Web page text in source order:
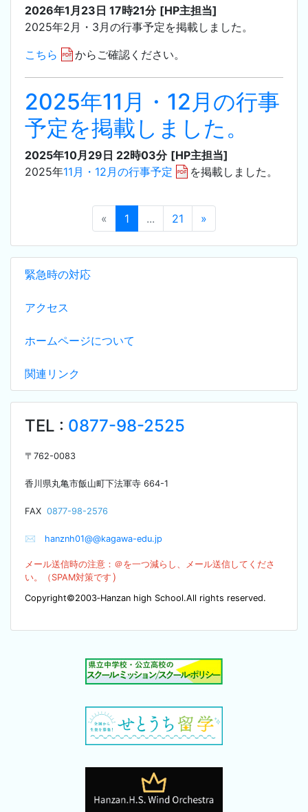
緊急時の対応
アクセス
ホームページについて
関連リンク
TEL : 0877-98-2525
〒 762-0083
香川県丸亀市飯山町下法軍寺 664-1
FAX 0877-98-2576
✉ hanznh01@@kagawa-edu.jp
メール送信時の注意：＠を一つ減らし、メール送信してくださ
い。（SPAM対策です ）
Copyright©2003‐Hanzan high School.All rights reserved.
2026年1月23日 17時21分 [HP主担当]
2025年2月・3月の行事予定を掲載しました。
こちら
からご確認ください。
2025年11月・12月の行事
予定を掲載しました。
2025年10月29日 22時03分 [HP主担当]
2025年11月・12月の行事予定 を掲載しました。
« 1 ... 21 »